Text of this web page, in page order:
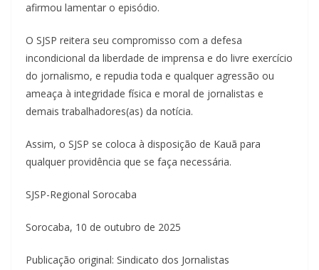
afirmou lamentar o episódio.
O SJSP reitera seu compromisso com a defesa
incondicional da liberdade de imprensa e do livre exercício
do jornalismo, e repudia toda e qualquer agressão ou
ameaça à integridade física e moral de jornalistas e
demais trabalhadores(as) da notícia.
Assim, o SJSP se coloca à disposição de Kauã para
qualquer providência que se faça necessária.
SJSP-Regional Sorocaba
Sorocaba, 10 de outubro de 2025
Publicação original: Sindicato dos Jornalistas